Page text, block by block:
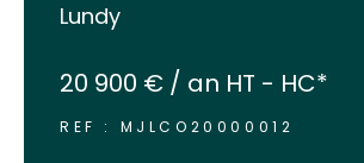
Lundy
20 900 € / an HT - HC*
REF : MJLCO20000012